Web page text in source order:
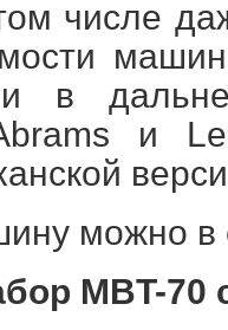
числе
в
и
можно в
MBT-70